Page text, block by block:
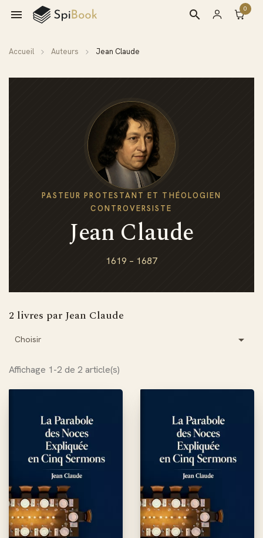
 0
search
Accueil Auteurs Jean Claude
PASTEUR PROTESTANT ET THÉOLOGIEN
CONTROVERSISTE
Jean Claude
1619 – 1687
2 livres par Jean Claude
Choisir 
Affichage 1-2 de 2 article(s)